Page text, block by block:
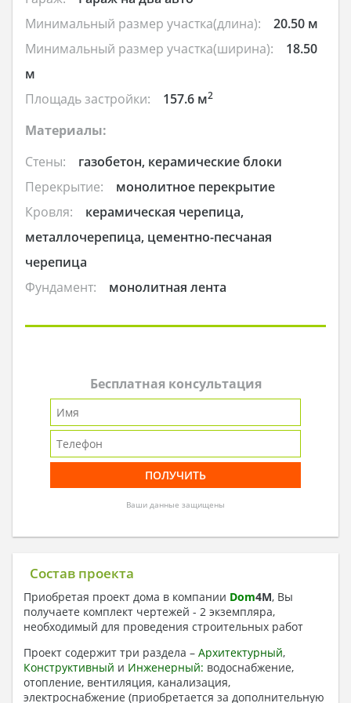
Минимальный размер участка(длина):
20.50 м
Минимальный размер участка(ширина):
18.50
м
Площадь застройки:
157.6 м2
Материалы:
Стены:
газобетон, керамические блоки
Перекрытие:
монолитное перекрытие
Кровля:
керамическая черепица,
металлочерепица, цементно-песчаная
черепица
Фундамент:
монолитная лента
Бесплатная консультация
Ваши данные защищены
Состав проекта
Приобретая проект дома в компании Dom4M, Вы
получаете комплект чертежей - 2 экземпляра,
необходимый для проведения строительных работ
Проект содержит три раздела – Архитектурный,
Конструктивный и Инженерный: водоснабжение,
отопление, вентиляция, канализация,
электроснабжение (приобретается за дополнительную